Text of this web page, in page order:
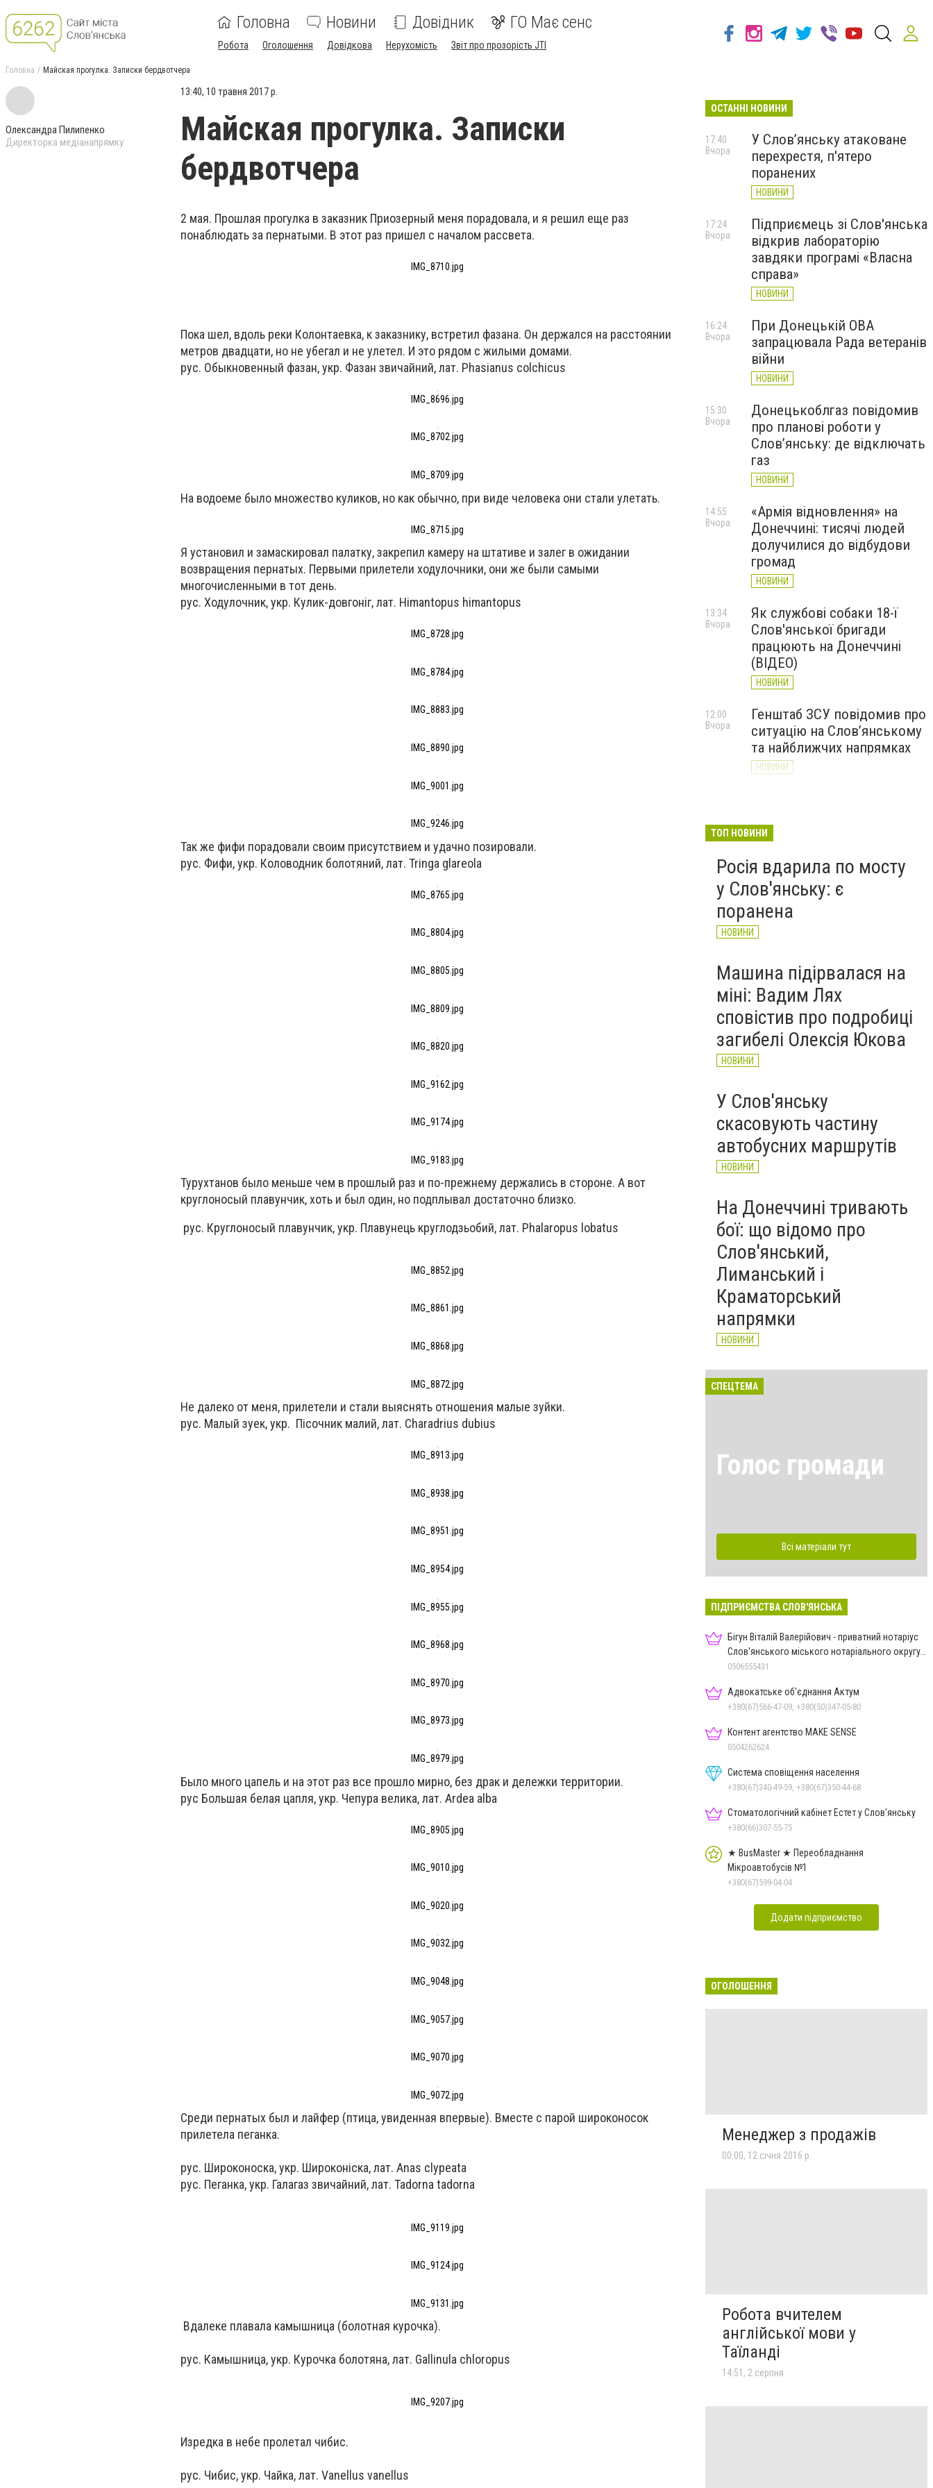
Головна Новини Довідник ГО Має сенс
Робота Оголошення Довідкова Нерухомість Звіт про прозорість JTI
Головна Майская прогулка. Записки бердвотчера
Олександра Пилипенко
Директорка медіанапрямку
13:40, 10 травня 2017 р.
Майская прогулка. Записки
бердвотчера
2 мая. Прошлая прогулка в заказник Приозерный меня порадовала, и я решил еще раз
понаблюдать за пернатыми. В этот раз пришел с началом рассвета.
IMG_8710.jpg
Пока шел, вдоль реки Колонтаевка, к заказнику, встретил фазана. Он держался на расстоянии
метров двадцати, но не убегал и не улетел. И это рядом с жилыми домами.
рус. Обыкновенный фазан, укр. Фазан звичайний, лат. Phasianus colchicus
IMG_8696.jpg
IMG_8702.jpg
IMG_8709.jpg
На водоеме было множество куликов, но как обычно, при виде человека они стали улетать.
IMG_8715.jpg
Я установил и замаскировал палатку, закрепил камеру на штативе и залег в ожидании
возвращения пернатых. Первыми прилетели ходулочники, они же были самыми
многочисленными в тот день.
рус. Ходулочник,укр. Кулик-довгоніг, лат. Himantopus himantopus
IMG_8728.jpg
IMG_8784.jpg
IMG_8883.jpg
IMG_8890.jpg
IMG_9001.jpg
IMG_9246.jpg
Так же фифи порадовали своим присутствием и удачно позировали.
рус. Фифи,укр. Коловодник болотяний, лат. Tringa glareola
IMG_8765.jpg
IMG_8804.jpg
IMG_8805.jpg
IMG_8809.jpg
IMG_8820.jpg
IMG_9162.jpg
IMG_9174.jpg
IMG_9183.jpg
Турухтанов было меньше чем в прошлый раз и по-прежнему держались в стороне. А вот
круглоносый плавунчик, хоть и был один, но подплывал достаточно близко.
рус. Круглоносый плавунчик,укр. Плавунець круглодзьобий, лат. Phalaropus lobatus
IMG_8852.jpg
IMG_8861.jpg
IMG_8868.jpg
IMG_8872.jpg
Не далеко от меня, прилетели и стали выяснять отношения малые зуйки.
рус. Малый зуек,укр. Пісочник малий, лат. Charadrius dubius
IMG_8913.jpg
IMG_8938.jpg
IMG_8951.jpg
IMG_8954.jpg
IMG_8955.jpg
IMG_8968.jpg
IMG_8970.jpg
IMG_8973.jpg
IMG_8979.jpg
Было много цапель и на этот раз все прошло мирно, без драк и дележки территории.
рус Большая белая цапля,укр. Чепура велика, лат. Ardea alba
IMG_8905.jpg
IMG_9010.jpg
IMG_9020.jpg
IMG_9032.jpg
IMG_9048.jpg
IMG_9057.jpg
IMG_9070.jpg
IMG_9072.jpg
Среди пернатых был и лайфер (птица, увиденная впервые). Вместе с парой широконосок
прилетела пеганка.
рус. Широконоска,укр. Широконіска, лат. Anas clypeata
рус. Пеганка, укр. Галагаз звичайний, лат. Tadorna tadorna
IMG_9119.jpg
IMG_9124.jpg
IMG_9131.jpg
Вдалеке плавала камышница (болотная курочка).
рус. Камышница, укр. Курочка болотяна, лат. Gallinula chloropus
IMG_9207.jpg
Изредка в небе пролетал чибис.
рус. Чибис, укр. Чайка, лат. Vanellus vanellus
ОСТАННІ НОВИНИ
У Слов’янську атаковане
перехрестя, п'ятеро
поранених
НОВИНИ
17:40
Вчора
Підприємець зі Слов'янська
відкрив лабораторію
завдяки програмі «Власна
справа»
НОВИНИ
17:24
Вчора
При Донецькій ОВА
запрацювала Рада ветеранів
війни
НОВИНИ
16:24
Вчора
Донецькоблгаз повідомив
про планові роботи у
Слов’янську: де відключать
газ
НОВИНИ
15:30
Вчора
«Армія відновлення» на
Донеччині: тисячі людей
долучилися до відбудови
громад
НОВИНИ
14:55
Вчора
Як службові собаки 18-ї
Слов'янської бригади
працюють на Донеччині
(ВІДЕО)
НОВИНИ
13:34
Вчора
Генштаб ЗСУ повідомив про
ситуацію на Слов’янському
та найближчих напрямках
НОВИНИ
12:00
Вчора
великої війни: 7 серпня
ТОП НОВИНИ
Росія вдарила по мосту
у Слов'янську: є
поранена
НОВИНИ
Машина підірвалася на
міні: Вадим Лях
сповістив про подробиці
загибелі Олексія Юкова
НОВИНИ
У Слов'янську
скасовують частину
автобусних маршрутів
НОВИНИ
На Донеччині тривають
бої: що відомо про
Слов'янський,
Лиманський і
Краматорський
напрямки
НОВИНИ
СПЕЦТЕМА
Голос громади
Всі матеріали тут
ПІДПРИЄМСТВА СЛОВ'ЯНСЬКА
Бігун Віталій Валерійович - приватний нотаріус
Слов'янського міського нотаріального округу
Дон.обл.
0506555431
Адвокатське об'єднання Актум
+380(67)566-47-09, +380(50)347-05-80
Контент агентство MAKE SENSE
0504262624
Система сповіщення населення
+380(67)340-49-59, +380(67)350-44-68
Стоматологічний кабінет Естет у Слов'янську
+380(66)307-55-75
★ BusMaster ★ Переобладнання
Мікроавтобусів №1
+380(67)599-04-04
Додати підприємство
ОГОЛОШЕННЯ
Менеджер з продажів
00:00, 12 січня 2016 р.
Робота вчителем
англійської мови у
Таїланді
14:51, 2 серпня